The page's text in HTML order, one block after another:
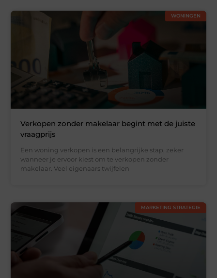
WONINGEN
Verkopen zonder makelaar begint met de juiste
vraagprijs
Een woning verkopen is een belangrijke stap, zeker
wanneer je ervoor kiest om te verkopen zonder
makelaar. Veel eigenaars twijfelen
MARKETING STRATEGIE